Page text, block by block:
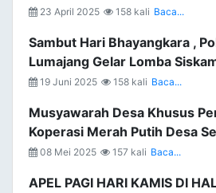
23 April 2025 158 kali Baca...
Sambut Hari Bhayangkara ,
Lumajang Gelar Lomba
19 Juni 2025 158 kali Baca...
Musyawarah Desa Khusus
Koperasi Merah Putih Desa
08 Mei 2025 157 kali Baca...
APEL PAGI HARI KAMIS DI